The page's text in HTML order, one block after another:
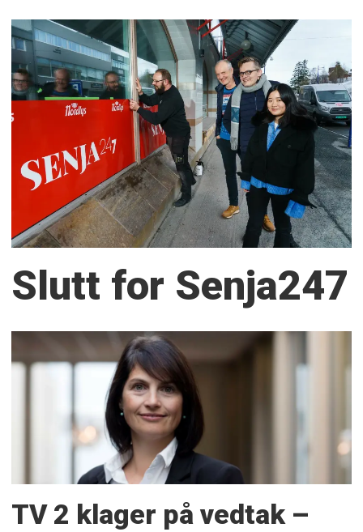
Slutt for Senja247
TV 2 klager på vedtak –